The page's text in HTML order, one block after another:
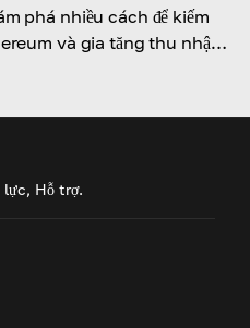
phá nhiều cách để kiếm
và gia tăng thu nhập
Hỗ trợ.